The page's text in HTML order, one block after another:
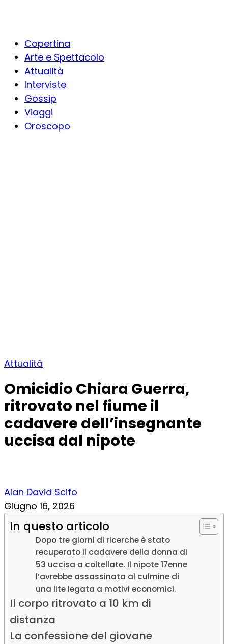
Copertina
Arte e Spettacolo
Attualità
Interviste
Gossip
Viaggi
Oroscopo
Attualità
Omicidio Chiara Guerra,
ritrovato nel fiume il
cadavere dell’insegnante
uccisa dal nipote
Alan David Scifo
Giugno 16, 2026
In questo articolo
Dopo tre giorni di ricerche è stato
recuperato il cadavere della donna di
53 uccisa a coltellate. Il nipote 17enne
l’avrebbe assassinata al culmine di
una lite legata a motivi economici.
Il corpo ritrovato a 10 km di
distanza
La confessione del giovane